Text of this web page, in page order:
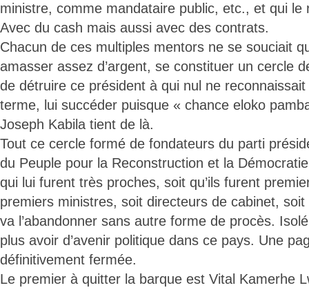
ministre, comme mandataire public, etc., et qui le
Avec du cash mais aussi avec des contrats.
Chacun de ces multiples mentors ne se souciait
amasser assez d’argent, se constituer un cercle
de détruire ce président à qui nul ne
terme, lui succéder puisque « chance eloko
Joseph Kabila tient de là.
Tout ce cercle formé de fondateurs du parti
du Peuple pour la Reconstruction et la
qui lui furent très proches, soit qu’ils furent
premiers ministres, soit directeurs de cabinet,
va l’abandonner sans autre forme de procès.
plus avoir d’avenir politique dans ce pays. Une
définitivement fermée.
Le premier à quitter la barque est Vital Kamerhe